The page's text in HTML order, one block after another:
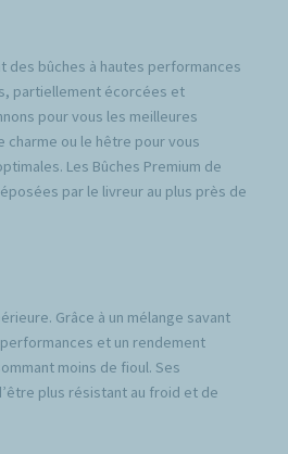
des bûches à hautes performances
partiellement écorcées et
pour vous les meilleures
charme ou le hêtre pour vous
Les Bûches Premium de
par le livreur au plus près de
Grâce à un mélange savant
et un rendement
moins de fioul. Ses
plus résistant au froid et de